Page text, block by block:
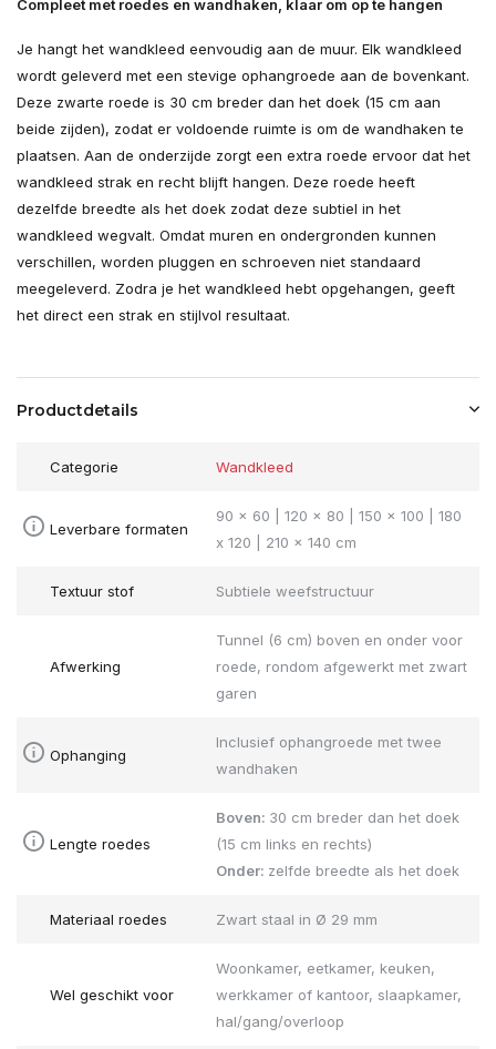
Compleet met roedes en wandhaken, klaar om op te hangen
Je hangt het wandkleed eenvoudig aan de muur. Elk wandkleed
wordt geleverd met een stevige ophangroede aan de bovenkant.
Deze zwarte roede is 30 cm breder dan het doek (15 cm aan
beide zijden), zodat er voldoende ruimte is om de wandhaken te
plaatsen. Aan de onderzijde zorgt een extra roede ervoor dat het
wandkleed strak en recht blijft hangen. Deze roede heeft
dezelfde breedte als het doek zodat deze subtiel in het
wandkleed wegvalt. Omdat muren en ondergronden kunnen
verschillen, worden pluggen en schroeven niet standaard
meegeleverd. Zodra je het wandkleed hebt opgehangen, geeft
het direct een strak en stijlvol resultaat.
Productdetails
Categorie Wandkleed
Leverbare formaten
90 x 60 | 120 x 80 | 150 x 100 | 180
x 120 | 210 x 140 cm
Textuur stof Subtiele weefstructuur
Afwerking
Tunnel (6 cm) boven en onder voor
roede, rondom afgewerkt met zwart
garen
Ophanging
Inclusief ophangroede met twee
wandhaken
Lengte roedes
Boven: 30 cm breder dan het doek
(15 cm links en rechts)
Onder: zelfde breedte als het doek
Materiaal roedes Zwart staal in Ø 29 mm
Wel geschikt voor
Woonkamer, eetkamer, keuken,
werkkamer of kantoor, slaapkamer,
hal/gang/overloop